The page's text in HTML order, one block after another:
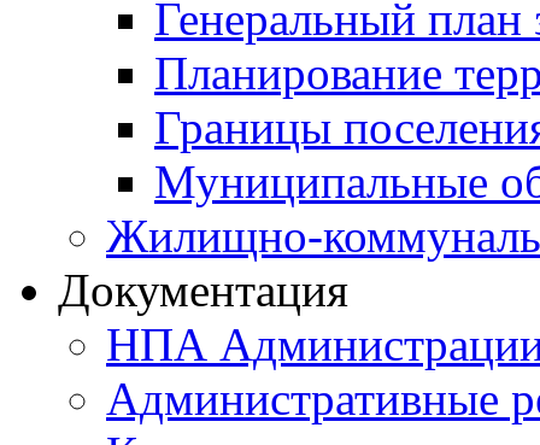
Генеральный план
Планирование
Границы
Муниципальные
Жилищно-
Документация
НПА
Административные